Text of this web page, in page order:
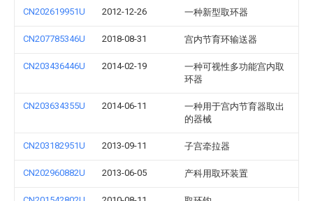
CN202619951U 2012-12-26 一种新型取环器
CN207785346U 2018-08-31 宫内节育环输送器
CN203436446U 2014-02-19
一种可视性多功能宫内取
环器
CN203634355U 2014-06-11
一种用于宫内节育器取出
的器械
CN203182951U 2013-09-11 子宫牵拉器
CN202960882U 2013-06-05 产科用取环装置